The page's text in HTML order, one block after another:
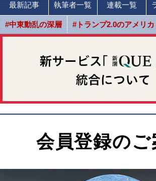
最新記事 執筆者一覧 連載一覧
#中東動乱の深層 #トランプ2.0のアメリカ
会員登録のご